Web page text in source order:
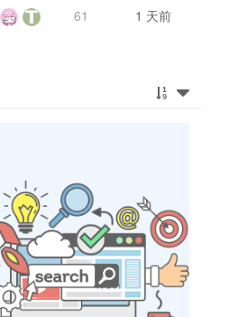
61 1 天前